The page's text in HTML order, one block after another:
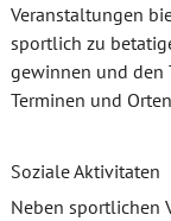
Veranstaltungen
sportlich zu
gewinnen und den
Terminen und
Soziale Aktivitaten
Neben sportlichen